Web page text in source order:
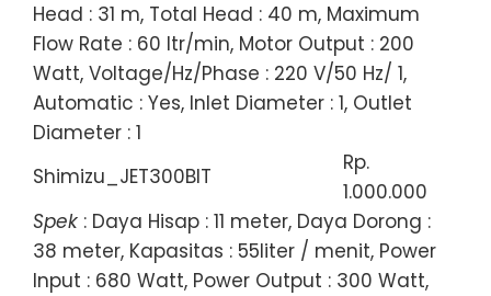
Head : 31 m, Total Head : 40 m, Maximum
Flow Rate : 60 ltr/min, Motor Output : 200
Watt, Voltage/Hz/Phase : 220 V/50 Hz/ 1,
Automatic : Yes, Inlet Diameter : 1, Outlet
Diameter : 1
Shimizu_JET300BIT
Rp.
1.000.000
Spek : Daya Hisap : 11 meter, Daya Dorong :
38 meter, Kapasitas : 55liter / menit, Power
Input : 680 Watt, Power Output : 300 Watt,